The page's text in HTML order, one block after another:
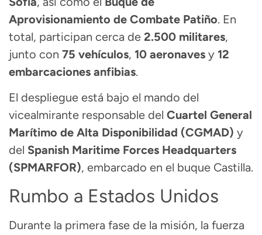
Aprovisionamiento de Combate Patiño. En
total, participan cerca de 2.500 militares,
junto con 75 vehículos, 10 aeronaves y 12
embarcaciones anfibias.
El despliegue está bajo el mando del
vicealmirante responsable del Cuartel General
Marítimo de Alta Disponibilidad (CGMAD) y
del Spanish Maritime Forces Headquarters
(SPMARFOR), embarcado en el buque Castilla.
Rumbo a Estados Unidos
Durante la primera fase de la misión, la fuerza